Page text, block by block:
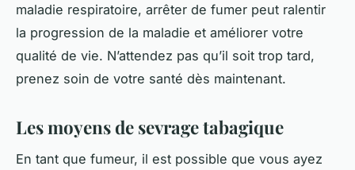
maladie respiratoire, arrêter de fumer peut ralentir
la progression de la maladie et améliorer votre
qualité de vie. N’attendez pas qu’il soit trop tard,
prenez soin de votre santé dès maintenant.
Les moyens de sevrage tabagique
En tant que fumeur, il est possible que vous ayez